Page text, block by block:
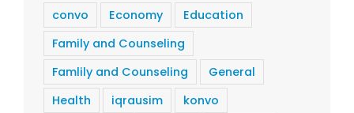
convo Economy
Education
Family and Counseling
Famlily and Counseling
General
Health
iqrausim
konvo